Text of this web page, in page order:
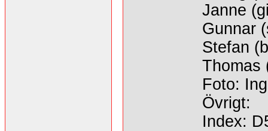
Janne
Gunnar
Stefan
Thomas
Foto:
Övrigt:
Index: